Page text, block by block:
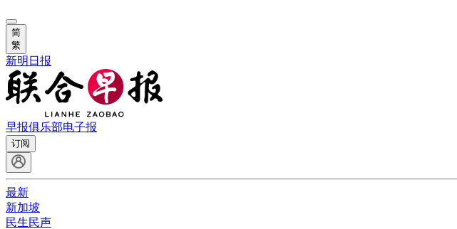
简
繁
新明日报
早报俱乐部电子报
订阅
最新
新加坡
民生民声